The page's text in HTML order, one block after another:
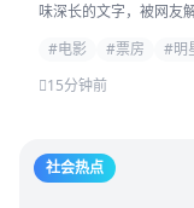
味深长的文字，被网友
#电影
#票房
#明
15分钟前
社会热点